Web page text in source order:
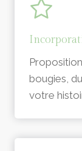
bougies,
votre